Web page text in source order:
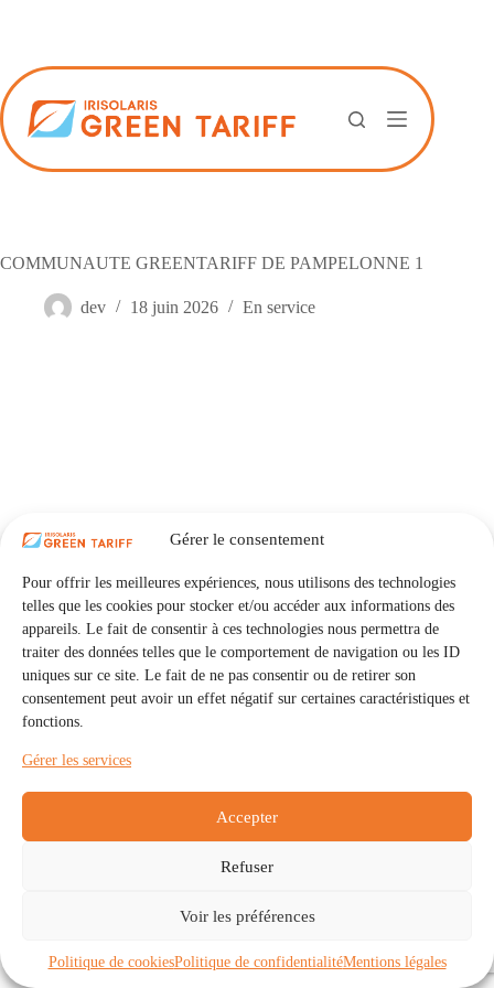
Gérer le consentement
Pour offrir les meilleures expériences, nous utilisons des technologies
telles que les cookies pour stocker et/ou accéder aux informations des
appareils. Le fait de consentir à ces technologies nous permettra de
traiter des données telles que le comportement de navigation ou les ID
uniques sur ce site. Le fait de ne pas consentir ou de retirer son
consentement peut avoir un effet négatif sur certaines caractéristiques et
fonctions.
Gérer les services
Accepter
Refuser
Voir les préférences
Politique de cookiesPolitique de confidentialitéMentions légales
COMMUNAUTE GREENTARIFF DE PAMPELONNE 1
dev 18 juin 2026 En service
Communautés
À propos
Politique de cookies (UE)